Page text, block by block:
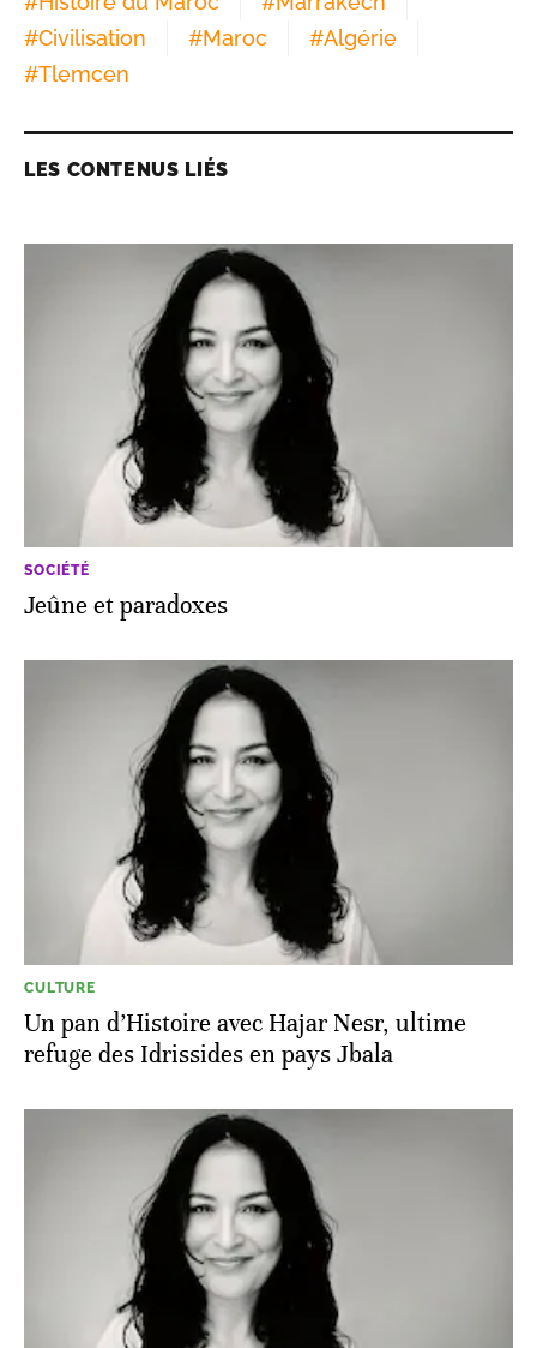
#Civilisation #Maroc #Algérie
#Tlemcen
LES CONTENUS LIÉS
SOCIÉTÉ
Jeûne et paradoxes
CULTURE
Un pan d’Histoire avec Hajar Nesr, ultime
refuge des Idrissides en pays Jbala